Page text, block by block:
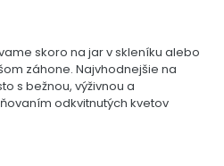
skoro na jar v skleníku alebo
záhone. Najvhodnejšie na
s bežnou, výživnou a
odkvitnutých kvetov